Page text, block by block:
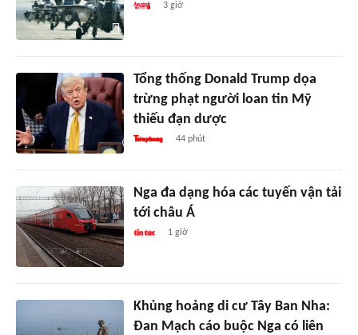
3 giờ
Tổng thống Donald Trump dọa
trừng phạt người loan tin Mỹ
thiếu đạn dược
44 phút
Nga đa dạng hóa các tuyến vận tải
tới châu Á
1 giờ
Khủng hoảng di cư Tây Ban Nha:
Đan Mạch cáo buộc Nga có liên